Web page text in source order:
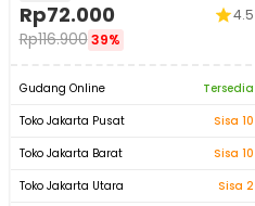
Rp72.000
Rp116.900 39%
4.5
Gudang Online
Tersedia
Toko Jakarta Pusat
Sisa 10
Toko Jakarta Barat
Sisa 10
Toko Jakarta Utara
Sisa 2